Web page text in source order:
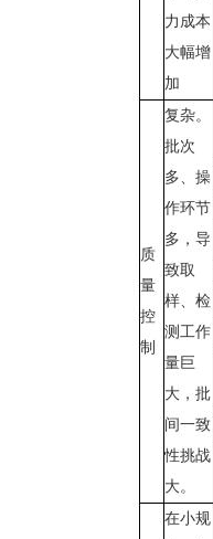
力成本
大幅增
加
质
量
控
制
复杂。
批次
多、操
作环节
多，导
致取
样、检
测工作
量巨
大，批
间一致
性挑战
大。
在小规